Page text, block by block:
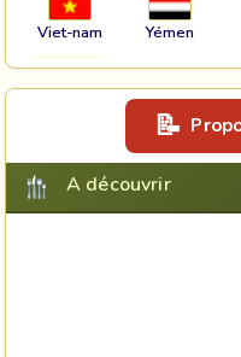
Viet-nam Yémen
A découvrir